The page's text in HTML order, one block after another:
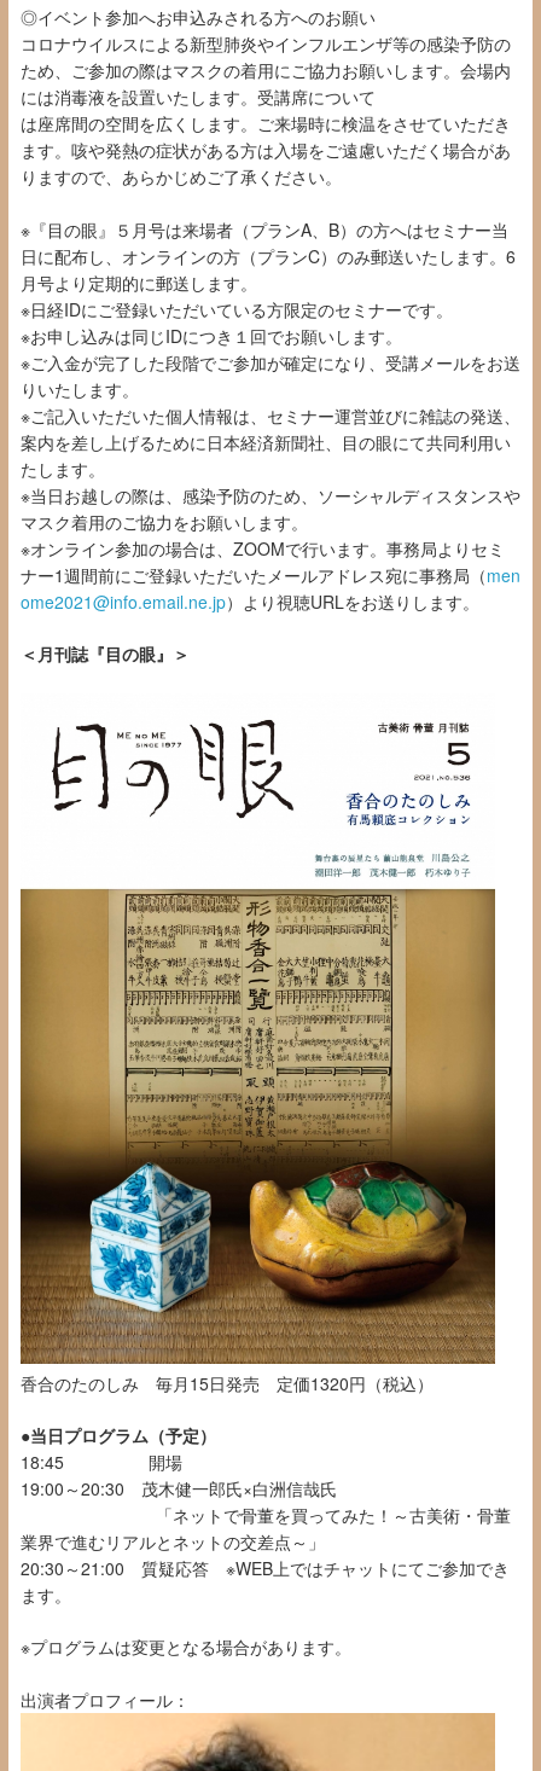
◎イベント参加へお申込みされる方へのお願い
コロナウイルスによる新型肺炎やインフルエンザ等の感染予防の
ため、ご参加の際はマスクの着用にご協力お願いします。会場内
には消毒液を設置いたします。受講席について
は座席間の空間を広くします。ご来場時に検温をさせていただき
ます。咳や発熱の症状がある方は入場をご遠慮いただく場合があ
りますので、あらかじめご了承ください。
※『目の眼』５月号は来場者（プランA、B）の方へはセミナー当
日に配布し、オンラインの方（プランC）のみ郵送いたします。6
月号より定期的に郵送します。
※日経IDにご登録いただいている方限定のセミナーです。
※お申し込みは同じIDにつき１回でお願いします。
※ご入金が完了した段階でご参加が確定になり、受講メールをお送
りいたします。
※ご記入いただいた個人情報は、セミナー運営並びに雑誌の発送、
案内を差し上げるために日本経済新聞社、目の眼にて共同利用い
たします。
※当日お越しの際は、感染予防のため、ソーシャルディスタンスや
マスク着用のご協力をお願いします。
※オンライン参加の場合は、 ZOOMで行います。事務局よりセミ
ナー1週間前にご登録いただいたメールアドレス宛に事務局（men
ome2021@info.email.ne.jp）より視聴URLをお送りします。
＜月刊誌『目の眼』＞
香合のたのしみ 毎月15日発売 定価1320円（税込）
●当日プログラム（予定）
18:45 開場
19:00～20:30 茂木健一郎氏×白洲信哉氏
「ネットで骨董を買ってみた ！ ～古美術・骨董
業界で進むリアルとネットの交差点 ～ 」
20:30～21:00 質疑応答 ※WEB上ではチャット にてご参加でき
ます。
※プログラムは変更となる場合があります。
出演者プロフィール：